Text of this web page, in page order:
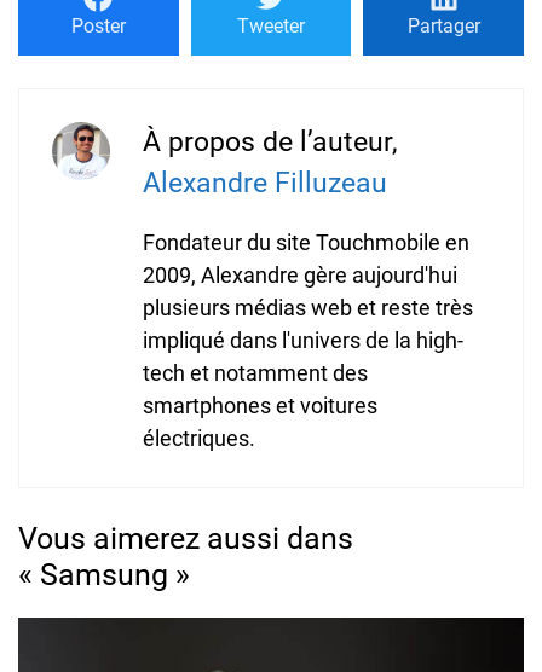
Poster Tweeter Partager
À propos de l’auteur,
Alexandre Filluzeau
Fondateur du site Touchmobile en
2009, Alexandre gère aujourd'hui
plusieurs médias web et reste très
impliqué dans l'univers de la high-
tech et notamment des
smartphones et voitures
électriques.
Vous aimerez aussi dans
« Samsung »